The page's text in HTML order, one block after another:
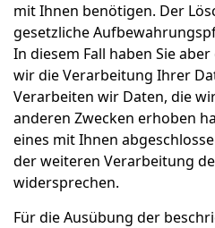
mit Ihnen benötigen. Der
gesetzliche
In diesem Fall haben Sie
wir die Verarbeitung Ihrer
Verarbeiten wir Daten, die
anderen Zwecken erhoben
eines mit Ihnen
der weiteren Verarbeitung
widersprechen.
Für die Ausübung der